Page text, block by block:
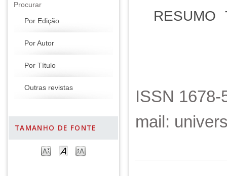
Procurar
Por Edição
Por Autor
Por Título
Outras revistas
TAMANHO DE FONTE
RESUMO
ISSN
mail: